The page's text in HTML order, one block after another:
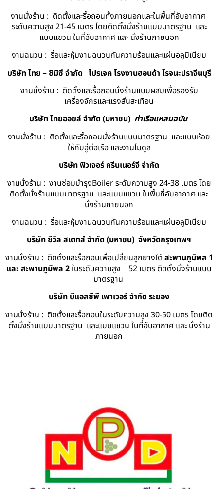
งานนั่งร้าน : ติดตั้งและรื้อถอนทั้งภายนอกและในพื้นที่อับอากาศ
ระดับความสูง 21-45 เมตร โดยติดตั้งนั่งร้านแบบมาตรฐาน และ
แบบแขวน ในที่อับอากาศ และ นั่งร้านภายนอก
งานฉนวน : รื้อและหุ้มงานฉนวนกันความร้อนและแผ่นอลูมิเนียม
บริษัท ไทย – ชิมิซึ จำกัด โปรเจค โรงงานฮอนด้า โรจนะปราจีนบุรี
งานนั่งร้าน : ติดตั้งและรื้อถอนนั่งร้านแบบผสมเพื่อรองรับ
เครื่องจักรและแรงสั่นสะเทือน
บริษัท ไทยออยล์ จํากัด (มหาชน) ท่าเรือแหลมฉบับ
งานนั่งร้าน : ติดตั้งและรื้อถอนนั่งร้านแบบมาตรฐาน และแบบห้อย
ให้กับอู่ต่อเรือ และงานโมดูล
บริษัท ฟิวเจอร์ กรีนเนอร์จี จำกัด
งานนั่งร้าน : งานซ่อมบำรุงBoiler ระดับความสูง 24-38 เมตร โดย
ติดตั้งนั่งร้านแบบมาตรฐาน และแบบแขวน ในพื้นที่อับอากาศ และ
นั่งร้านภายนอก
งานฉนวน : รื้อและหุ้มงานฉนวนกันความร้อนและแผ่นอลูมิเนียม
บริษัท ซีวิล สเตทส์ จำกัด (มหาชน) จังหวัดกรุงเทพฯ
งานนั่งร้าน : ติดตั้งและรื้อถอนเพื่อเปลี่ยนลูกยางใต้ สะพานภูมิพล 1
และ สะพานภูมิพล 2ในระดับความสูง 52 เมตร ติดตั้งนั่งร้านแบบ
มาตรฐาน
บริษัท บีแอลซีพี เพาเวอร์ จำกัด ระยอง
งานนั่งร้าน : ติดตั้งและรื้อถอนในระดับความสูง 30-50 เมตร โดยติด
ตั้งนั่งร้านแบบมาตรฐาน และแบบแขวน ในที่อับอากาศ และ นั่งร้าน
ภายนอก